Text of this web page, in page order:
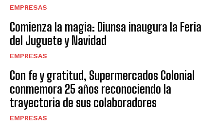
EMPRESAS
Comienza la magia: Diunsa inaugura la Feria
del Juguete y Navidad
EMPRESAS
Con fe y gratitud, Supermercados Colonial
conmemora 25 años reconociendo la
trayectoria de sus colaboradores
EMPRESAS